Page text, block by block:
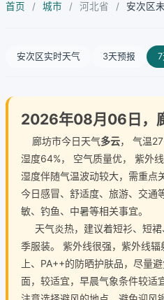
首页 / 城市 / 河北省 / 安次区
安次区实时天气 3天预报
2026年08月06日，
廊坊市今日天气多云， 气温
湿度64%， 空气质量优， 紫外
湿度伴随气温波动较大，需重点
今日感冒、舒适度、旅游、交通
敏、钓鱼、中暑等相关事宜。
天气炎热，建议着短衫、短裙
季服装。 紫外线很强，紫外线
上、PA++的防晒护肤品，尽量
面，较适宜，早晨气象条件较适